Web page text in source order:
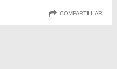
COMPARTILHAR